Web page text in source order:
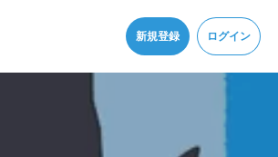
新規登録
ログイン